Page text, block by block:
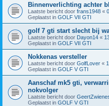
Binnenverlichting achter
Laatste bericht door frans1948 «
Geplaatst in GOLF VII GTI
golf 7 gti start slecht bij
Laatste bericht door Dayon14 «
Geplaatst in GOLF VII GTI
Nokkenas versteller
Laatste bericht door GolfLover «
Geplaatst in GOLF V GTI
Aanschaf mk5 gti,
nokvolger
Laatste bericht door
Geplaatst in GOLF V GTI